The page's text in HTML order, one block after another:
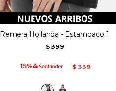
Remera Hollanda - Estampado 1
$ 399
$ 339